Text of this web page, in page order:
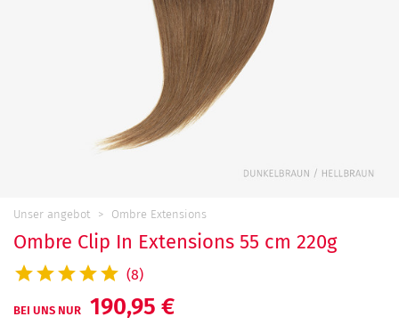
Unser angebot Ombre Extensions
Ombre Clip In Extensions 55 cm 220g
(8)
BEI UNS NUR 190,95 €